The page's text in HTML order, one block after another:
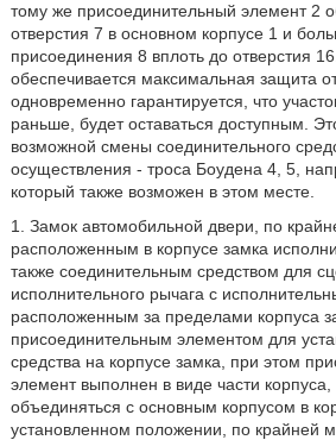
тому же присоединительный элемент 2
отверстия 7 в основном корпусе 1 и
присоединения 8 вплоть до отверстия
обеспечивается максимальная защита
одновременно гарантируется, что
раньше, будет оставаться доступным.
возможной смены соединительного
осуществления - троса Боудена 4, 5,
который также возможен в этом месте.
1. Замок автомобильной двери, по
расположенным в корпусе замка
также соединительным средством для
исполнительного рычага с
расположенным за пределами корпуса
присоединительным элементом для
средства на корпусе замка, при этом
элемент выполнен в виде части
объединяться с основным корпусом в
установленном положении, по крайней